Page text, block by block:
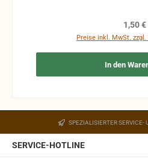
Funktion nicht mehr
1,50 €
Preise inkl. MwSt.
In den
SPEZIALISIERTER SERVICE-
SERVICE-HOTLINE